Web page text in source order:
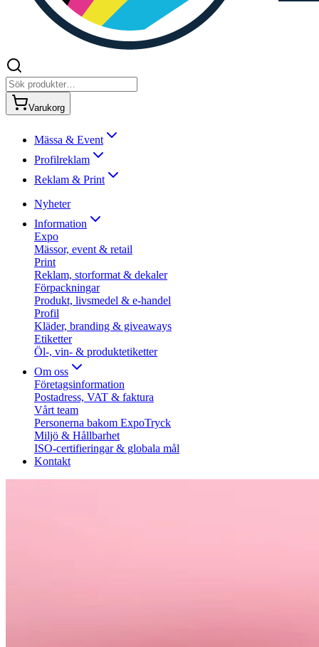
Varukorg
Mässa & Event
Profilreklam
Reklam & Print
Nyheter
Information
Expo
Mässor, event & retail
Print
Reklam, storformat & dekaler
Förpackningar
Produkt, livsmedel & e-handel
Profil
Kläder, branding & giveaways
Etiketter
Öl-, vin- & produktetiketter
Om oss
Företagsinformation
Postadress, VAT & faktura
Vårt team
Personerna bakom ExpoTryck
Miljö & Hållbarhet
ISO-certifieringar & globala mål
Kontakt